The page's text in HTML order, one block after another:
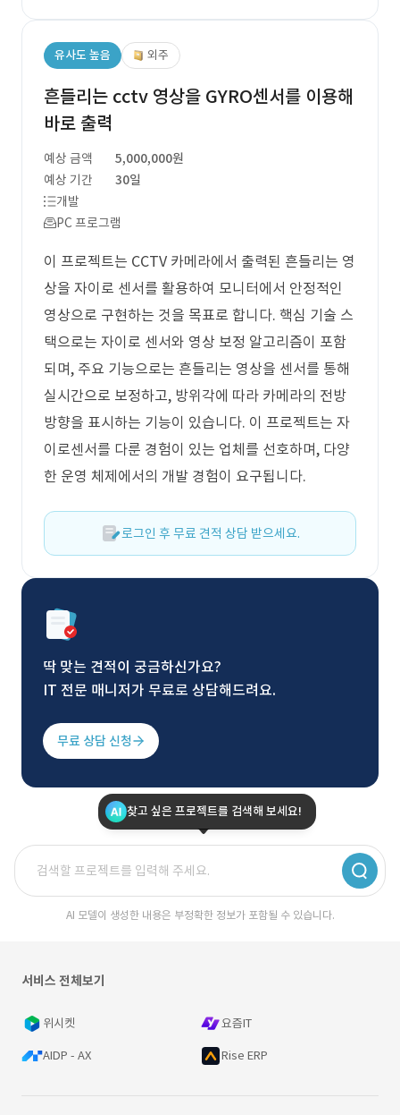
유사도 높음 외주
흔들리는 cctv 영상을 GYRO센서를 이용해
바로 출력
예상 금액
5,000,000원
예상 기간
30일
개발
PC 프로그램
이 프로젝트는 CCTV 카메라에서 출력된 흔들리는 영
상을 자이로 센서를 활용하여 모니터에서 안정적인
영상으로 구현하는 것을 목표로 합니다. 핵심 기술 스
택으로는 자이로 센서와 영상 보정 알고리즘이 포함
되며, 주요 기능으로는 흔들리는 영상을 센서를 통해
실시간으로 보정하고, 방위각에 따라 카메라의 전방
방향을 표시하는 기능이 있습니다. 이 프로젝트는 자
이로센서를 다룬 경험이 있는 업체를 선호하며, 다양
한 운영 체제에서의 개발 경험이 요구됩니다.
로그인 후 무료 견적 상담 받으세요.
딱 맞는 견적이 궁금하신가요?
IT 전문 매니저가 무료로 상담해드려요.
무료 상담 신청
찾고 싶은 프로젝트를 검색해 보세요!
AI 모델이 생성한 내용은 부정확한 정보가 포함될 수 있습니다.
서비스 전체보기
위시켓 요즘IT
AIDP - AX Rise ERP